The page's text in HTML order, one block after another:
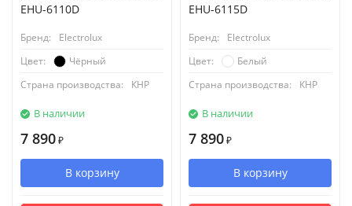
EHU-6110D
Бренд:
Electrolux
Цвет:
Чёрный
Страна производства:
КНР
В наличии
7 890 ₽
В корзину
EHU-6115D
Бренд:
Electrolux
Цвет:
Белый
Страна производства:
КНР
В наличии
7 890 ₽
В корзину